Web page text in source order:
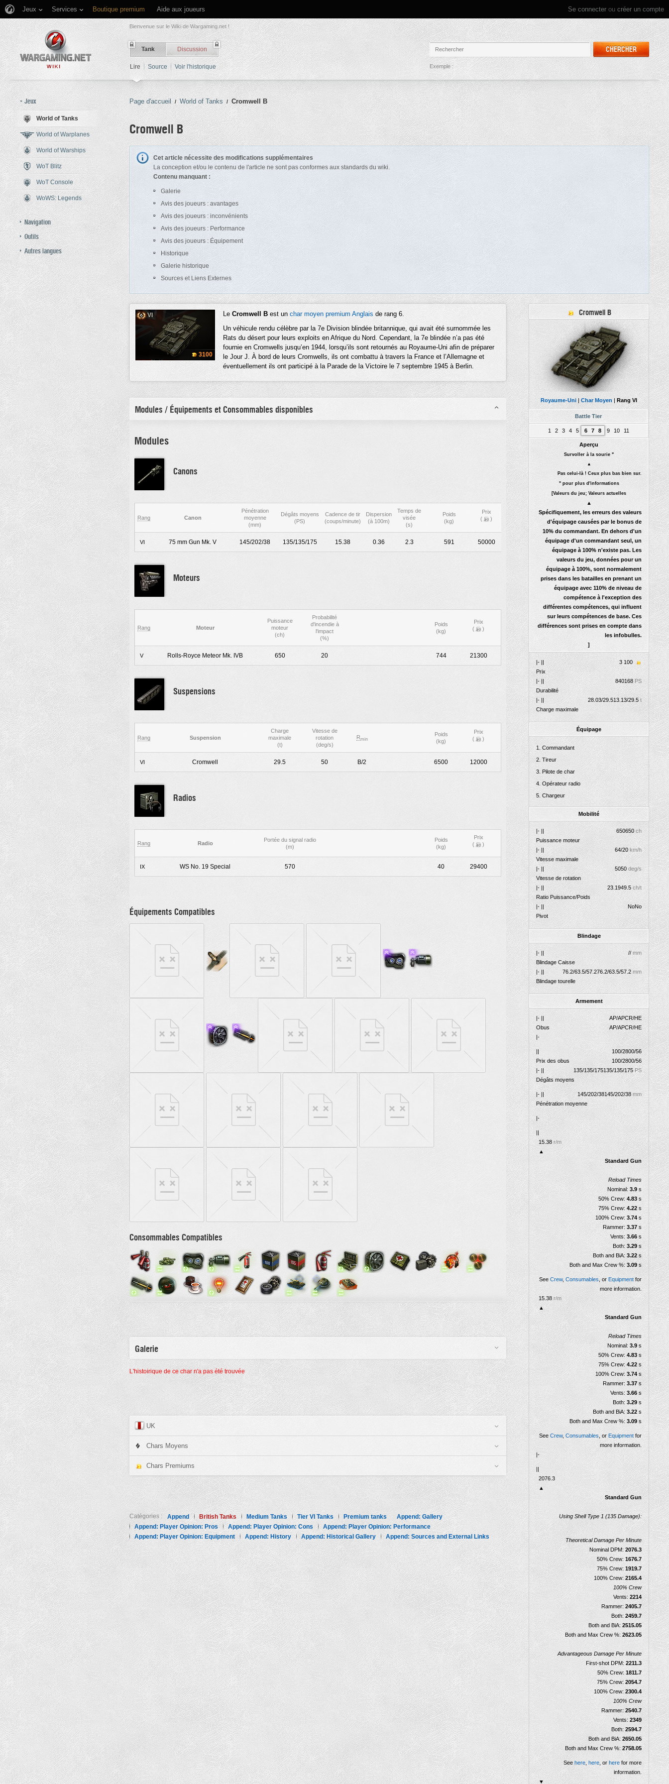
Se connecter ou créer un compte
Jeux Services Boutique premium Aide aux joueurs
Bienvenue sur le Wiki de Wargaming.net !
Tank Discussion
Lire Source Voir l'historique
CHERCHER
Exemple :
Jeux
World of Tanks
World of Warplanes
World of Warships
WoT Blitz
WoT Console
WoWS: Legends
Navigation
Outils
Autres langues
Page d'accueil / World of Tanks / Cromwell B
Cromwell B
Aller à : rechercher
Cet article nécessite des modifications supplémentaires
La conception et/ou le contenu de l'article ne sont pas conformes aux standards du wiki.
Contenu manquant :
Galerie
Avis des joueurs : avantages
Avis des joueurs : inconvénients
Avis des joueurs : Performance
Avis des joueurs : Équipement
Historique
Galerie historique
Sources et Liens Externes
Cromwell B
Royaume-Uni|Char Moyen Rang VI
Battle Tier
1 2 3 4 5 6 7 8 9 10 11
Aperçu
Survoller à la sourie "
▲
Pas celui-là ! Ceux plus bas bien sur.
" pour plus d'informations
[Valeurs du jeu; Valeurs actuelles
▲
Spécifiquement, les erreurs des valeurs
d'équipage causées par le bonus de
10% du commandant. En dehors d'un
équipage d'un commandant seul, un
équipage à 100% n'existe pas. Les
valeurs du jeu, données pour un
équipage à 100%, sont normalement
prises dans les batailles en prenant un
équipage avec 110% de niveau de
compétence à l'exception des
différentes compétences, qui influent
sur leurs compétences de base. Ces
différences sont prises en compte dans
les infobulles.
]
|- ||
3 100
Prix
|- ||
840168PS
Durabilité
|- ||
28.03/29.513.13/29.5t
Charge maximale
Équipage
Commandant
Tireur
Pilote de char
Opérateur radio
Chargeur
Mobilité
|- || 650650 ch
Puissance moteur
|- ||
64/20km/h
Vitesse maximale
|- ||
5050 deg/s
Vitesse de rotation
|- ||
23.1949.5 ch/t
Ratio Puissance/Poids
|- ||
NoNo
Pivot
Blindage
|- || // mm
Blindage Caisse
|- ||
76.2/63.5/57.276.2/63.5/57.2 mm
Blindage tourelle
Armement
|- ||
AP/APCR/HE
AP/APCR/HE
Obus
|-
100/2800/56
100/2800/56
Prix des obus
|- ||
135/135/175135/135/175PS
Dégâts moyens
|- || 145/202/38145/202/38 mm
Pénétration moyenne
|-
||
15.38 r/m
▲
Standard Gun
Reload Times
Nominal: 3.9 s
50% Crew: 4.83 s
75% Crew: 4.22 s
100% Crew: 3.74s
Rammer: 3.37 s
Vents: 3.66s
Both:3.29s
Both and BiA:3.22 s
Both and Max Crew %: 3.09s
See Crew, Consumables , or Equipment for
more information.
15.38r/m
▲
Standard Gun
Reload Times
Nominal: 3.9s
50% Crew:4.83s
75% Crew:4.22s
100% Crew: 3.74 s
Rammer: 3.37 s
Vents: 3.66s
Both: 3.29 s
Both and BiA: 3.22 s
Both and Max Crew %: 3.09 s
See Crew, Consumables , or Equipmentfor
more information.
Cadence de tir
|-
2076.3
▲
Standard Gun
Using Shell Type 1 (135 Damage):
Theoretical Damage Per Minute
Nominal DPM: 2076.3
50% Crew: 1676.7
75% Crew:1919.7
100% Crew: 2165.4
100% Crew
Vents:2214
Rammer: 2405.7
Both: 2459.7
Both and BiA: 2515.05
Both and Max Crew %: 2623.05
Advantageous Damage Per Minute
First-shot DPM: 2211.3
50% Crew:1811.7
75% Crew: 2054.7
100% Crew: 2300.4
100% Crew
Rammer:2540.7
Vents: 2349
Both: 2594.7
Both and BiA: 2650.05
Both and Max Crew %:2758.05
Seehere ,here , or here for more
information.
▼
Dégâts par minute
VI
3100
Le Cromwell B est un char moyen premium Anglais de rang 6.
Un véhicule rendu célèbre par la 7e Division blindée britannique, qui avait été surnommée les
Rats du désert pour leurs exploits en Afrique du Nord. Cependant, la 7e blindée n’a pas été
fournie en Cromwells jusqu’en 1944, lorsqu’ils sont retournés au Royaume-Uni afin de préparer
le Jour J. À bord de leurs Cromwells, ils ont combattu à travers la France et l’Allemagne et
éventuellement ils ont participé à la Parade de la Victoire le 7 septembre 1945 à Berlin.
Modules / Équipements et Consommables disponibles
Modules
Canons
Rang Canon
Pénétration
moyenne
(mm)
Dégâts moyens
(PS)
Cadence de tir
(coups/minute)
Dispersion
(à 100m)
Temps de
visée
(s)
Poids
(kg)
Prix
(
)
VI 75 mm Gun Mk. V 145/202/38 135/135/175 15.38 0.36 2.3 591 50000
Moteurs
Rang Moteur
Puissance
moteur
(ch)
Probabilité
d'incendie à
l'impact
(%)
Poids
(kg)
Prix
(
)
V Rolls-Royce Meteor Mk. IVB 650 20 744 21300
Suspensions
Rang Suspension
Charge
maximale
(t)
Vitesse de
rotation
(deg/s)
Rmin
Poids
(kg)
Prix
(
)
VI Cromwell 29.5 50 B/2 6500 12000
Radios
Rang Radio
Portée du signal radio
(m)
Poids
(kg)
Prix
(
)
IX WS No. 19 Special 570 40 29400
Équipements Compatibles
Consommables Compatibles
Galerie
L'histoirique de ce char n'a pas été trouvée
UK
Chars Moyens
Chars Premiums
Catégories : Append British Tanks Medium Tanks Tier VI Tanks Premium tanks
Append: Gallery
Append: Player Opinion: Pros
Append: Player Opinion: Cons
Append: Player Opinion: Performance
Append: Player Opinion: Equipment
Append: History Append: Historical Gallery Append: Sources and External Links